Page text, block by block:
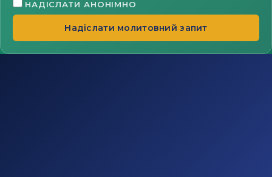
НАДІСЛАТИ АНОНІМНО
Надіслати молитовний запит